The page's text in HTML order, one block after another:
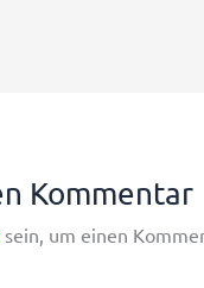
Kommentar
sein, um einen